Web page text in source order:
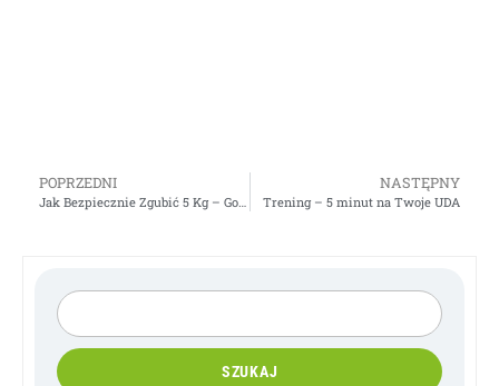
SZUKAJ
POPRZEDNI NASTĘPNY
Trening – 5 minut na Twoje UDA